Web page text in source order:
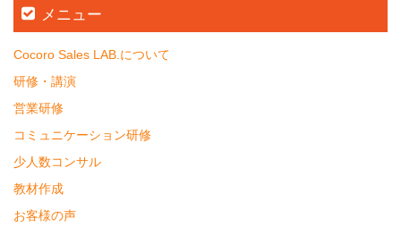
メニュー
Cocoro Sales LAB.について
研修・講演
営業研修
コミュニケーション研修
少人数コンサル
教材作成
お客様の声